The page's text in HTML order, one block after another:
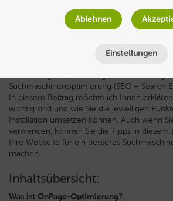
Minuten
Suchmaschinenoptimierung (SEO – Search
In diesem Beitrag möchte ich Ihnen
wichtig sind und wie Sie die jeweiligen
Installation umsetzen können. Auch wenn
verwenden, können Sie die Tipps in diesem
Ihre Webseite für ein besseres
machen.
Inhaltsübersicht:
Was ist OnPage-Optimierung?
Einstellungen
Ablehnen